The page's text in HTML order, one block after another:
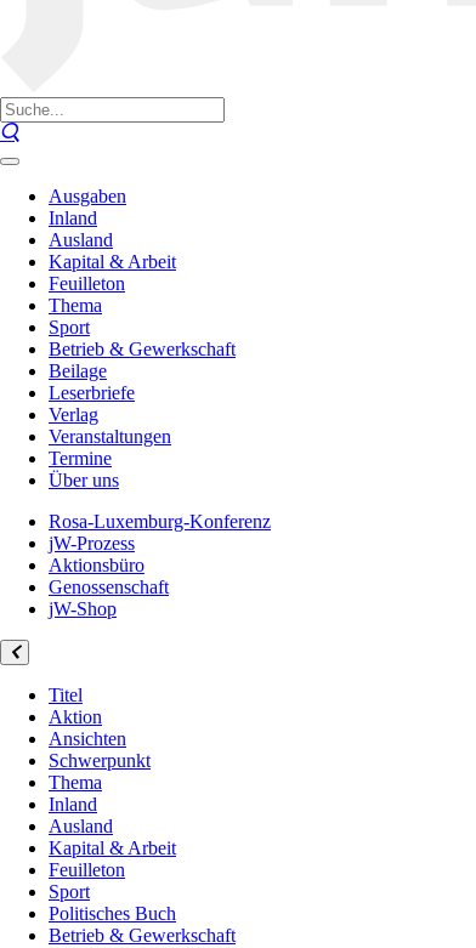
Ausgaben
Inland
Ausland
Kapital & Arbeit
Feuilleton
Thema
Sport
Betrieb & Gewerkschaft
Beilage
Leserbriefe
Verlag
Veranstaltungen
Termine
Über uns
Rosa-Luxemburg-Konferenz
jW-Prozess
Aktionsbüro
Genossenschaft
jW-Shop
Titel
Aktion
Ansichten
Schwerpunkt
Thema
Inland
Ausland
Kapital & Arbeit
Feuilleton
Sport
Politisches Buch
Betrieb & Gewerkschaft